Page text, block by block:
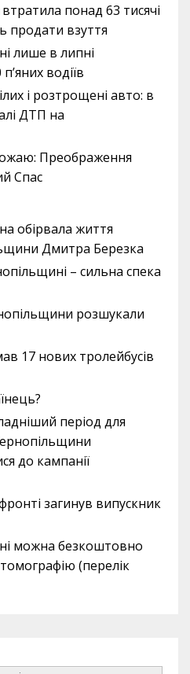
понад 63 тисячі
продати взуття
лише в липні
водіїв
і розтрощені авто: в
ДТП на
Преображення
Спас
обірвала життя
Дмитра Березка
– сильна спека
розшукали
17 нових тролейбусів
період для
до кампанії
загинув випускник
можна безкоштовно
(перелік